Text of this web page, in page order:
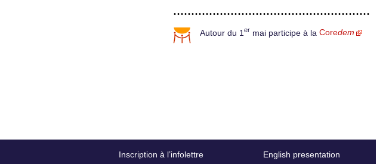
Autour du 1 er mai participe à la Coredem
Inscription à l’infolettre English presentation